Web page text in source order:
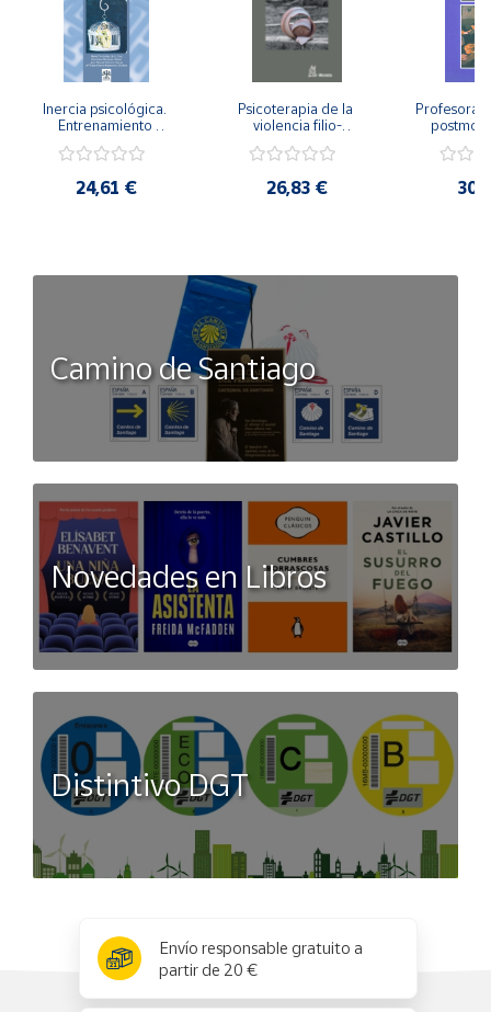
Inercia psicológica.
Entrenamiento
Igualdad de Género.
24,61 €
Psicoterapia de la
violencia filio-
secreto y la
26,83 €
Camino de Santiago
Novedades en Libros
Distintivo DGT
Envío responsable gratuito a
partir de 20 €